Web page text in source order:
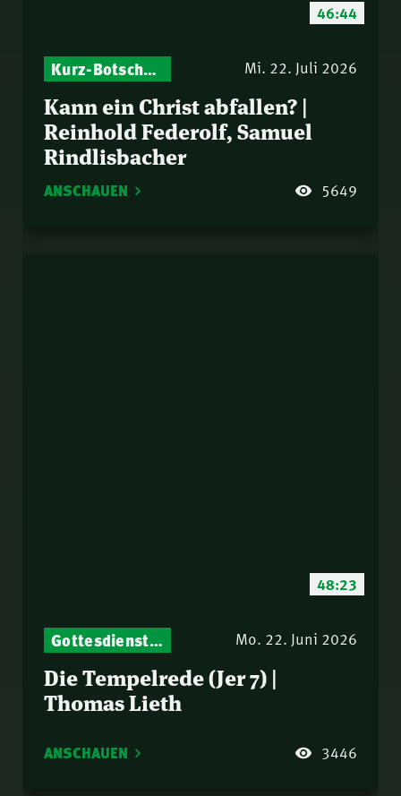
46:44
Kurz-Botschaften – Biblische Impulse mit Zukunft im Blick Mi. 22. Juli 2026
Kann ein Christ abfallen? |
Reinhold Federolf, Samuel
Rindlisbacher
ANSCHAUEN 5649
48:23
Gottesdienst-Botschaften – Jeden Sonntag neu: Aktuelle Predigten vom Mitternachtsruf Mo. 22. Juni 2026
Die Tempelrede (Jer 7) |
Thomas Lieth
ANSCHAUEN 3446